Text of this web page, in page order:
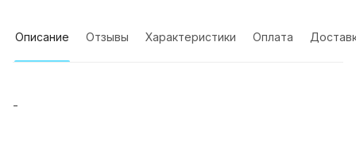
Описание Отзывы Характеристики Оплата
-